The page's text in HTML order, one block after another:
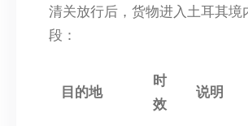
清关放行后，货物进入土耳其境
段：
目的地
时
效
说明